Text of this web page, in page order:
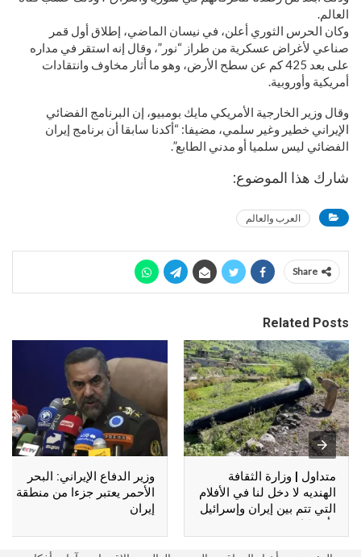
العالم.
وكان الحرس الثوري أعلن، في نيسان الماضي، إطلاق أول قمر
صناعي لأغراض عسكرية من طراز “نور”، وقال إنه استقر في مداره
على بعد 425 كم عن سطح الأرض، وهو ما أثار مخاوف وانتقادات
أمريكية وأوروبية.
وقال وزير الخارجية الأمريكي مايك بومبيو، إن البرنامج الفضائي
الإيراني خطير وغير سلمي، مضيفا: “أكدنا سابقا أن برنامج إيران
الفضائي ليس سلميا أو مدني الطابع”.
شارك هذا الموضوع:
العرب والعالم
Share
Related Posts
متداول | وزارة الثقافة
الهنديه لا دخل لنا في الأفلام
التي تتم بين إيران وإسرائيل
وأمريكا !!
وزير الدفاع الإيراني: البحر
الأحمر يعتبر جزءا من منطقة
إيران